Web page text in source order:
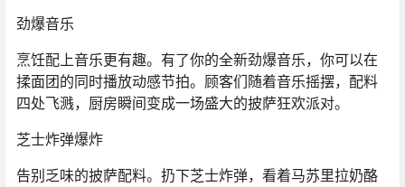
劲爆音乐
烹饪配上音乐更有趣。有了你的全新劲爆音乐，你可以在
揉面团的同时播放动感节拍。顾客们随着音乐摇摆，配料
四处飞溅，厨房瞬间变成一场盛大的披萨狂欢派对。
芝士炸弹爆炸
告别乏味的披萨配料。扔下芝士炸弹，看着马苏里拉奶酪